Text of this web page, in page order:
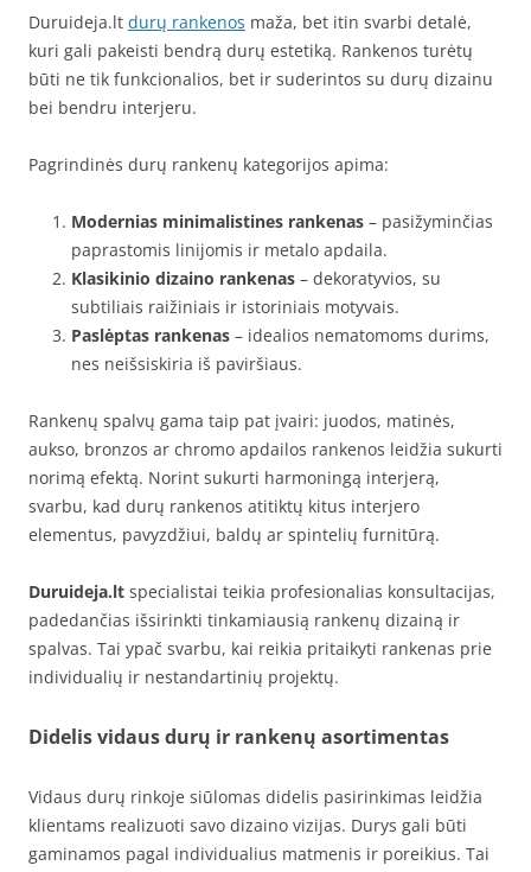
Duruideja.lt durų rankenos maža, bet itin svarbi detalė,
kuri gali pakeisti bendrą durų estetiką. Rankenos turėtų
būti ne tik funkcionalios, bet ir suderintos su durų dizainu
bei bendru interjeru.
Pagrindinės durų rankenų kategorijos apima:
Modernias minimalistines rankenas – pasižyminčias
paprastomis linijomis ir metalo apdaila.
Klasikinio dizaino rankenas – dekoratyvios, su
subtiliais raižiniais ir istoriniais motyvais.
Paslėptas rankenas – idealios nematomoms durims,
nes neišsiskiria iš paviršiaus.
Rankenų spalvų gama taip pat įvairi: juodos, matinės,
aukso, bronzos ar chromo apdailos rankenos leidžia sukurti
norimą efektą. Norint sukurti harmoningą interjerą,
svarbu, kad durų rankenos atitiktų kitus interjero
elementus, pavyzdžiui, baldų ar spintelių furnitūrą.
Duruideja.lt specialistai teikia profesionalias konsultacijas,
padedančias išsirinkti tinkamiausią rankenų dizainą ir
spalvas. Tai ypač svarbu, kai reikia pritaikyti rankenas prie
individualių ir nestandartinių projektų.
Didelis vidaus durų ir rankenų asortimentas
Vidaus durų rinkoje siūlomas didelis pasirinkimas leidžia
klientams realizuoti savo dizaino vizijas. Durys gali būti
gaminamos pagal individualius matmenis ir poreikius. Tai